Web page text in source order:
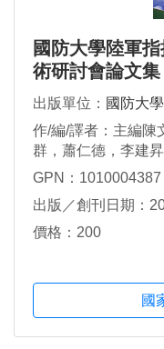
國防大學陸軍
術研討會論文集
出版單位： 國防大學
作/編/譯者：主編陳
群，蕭仁德，李建
正，楊順利，林穎佑
GPN：1010004387
出版／創刊日期：
價格：200
國